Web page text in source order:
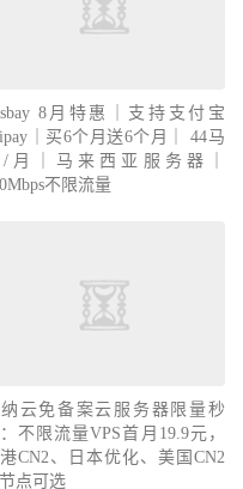
8月特惠｜支持支付宝
｜买6个月送6个月｜ 44马
/月｜马来西亚服务器｜
不限流量
云免备案云服务器限量秒
不限流量VPS首月19.9元，
CN2、日本优化、美国CN2
点可选